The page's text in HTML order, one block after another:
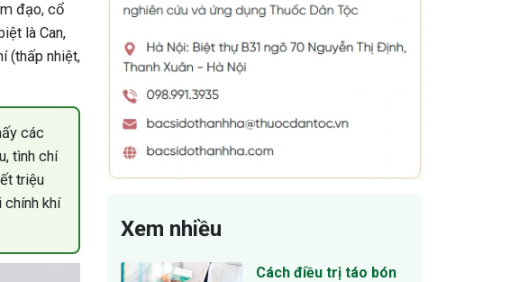
đạo, cổ
là Can,
(thấp nhiệt,
các
tình chí
triệu
chính khí
Xem nhiều
Cách điều trị táo bón